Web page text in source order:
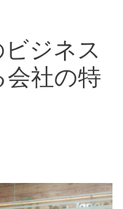
ジネス
会社の特